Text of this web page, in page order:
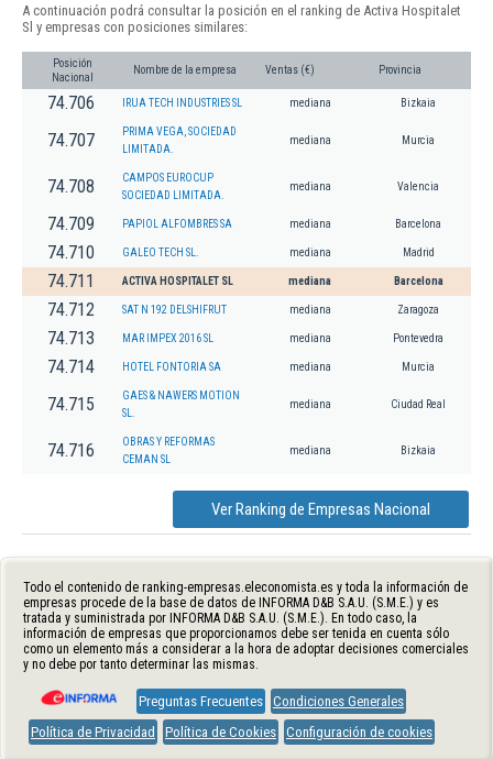
A continuación podrá consultar la posición en el ranking de Activa Hospitalet
Sl y empresas con posiciones similares:
Posición
Nacional
Nombre de la empresa Ventas (€) Provincia
74.706 IRUA TECH INDUSTRIES SL mediana Bizkaia
74.707
PRIMA VEGA, SOCIEDAD
LIMITADA.
mediana Murcia
74.708
CAMPOS EUROCUP
SOCIEDAD LIMITADA.
mediana Valencia
74.709 PAPIOL ALFOMBRES SA mediana Barcelona
74.710 GALEO TECH SL. mediana Madrid
74.711 ACTIVA HOSPITALET SL mediana Barcelona
74.712 SAT N 192 DELSHIFRUT mediana Zaragoza
74.713 MAR IMPEX 2016 SL mediana Pontevedra
74.714 HOTEL FONTORIA SA mediana Murcia
74.715
GAES & NAWERS MOTION
SL.
mediana Ciudad Real
74.716
OBRAS Y REFORMAS
CEMAN SL
mediana Bizkaia
Ver Ranking de Empresas Nacional
Todo el contenido de ranking-empresas.eleconomista.es y toda la información de
empresas procede de la base de datos de INFORMA D&B S.A.U. (S.M.E.) y es
tratada y suministrada por INFORMA D&B S.A.U. (S.M.E.). En todo caso, la
información de empresas que proporcionamos debe ser tenida en cuenta sólo
como un elemento más a considerar a la hora de adoptar decisiones comerciales
y no debe por tanto determinar las mismas.
Preguntas Frecuentes Condiciones Generales
Política de Privacidad
Política de Cookies Configuración de cookies